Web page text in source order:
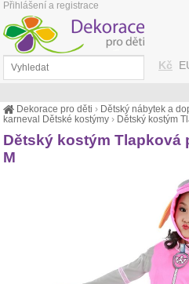
Dekorace pro děti › Dětský nábytek a
karneval Dětské kostýmy › Dětský kostým
Dětský kostým Tlapková
M
Kč
Přihlášení a registrace